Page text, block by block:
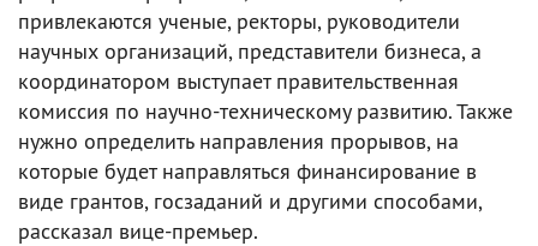
привлекаются ученые, ректоры, руководители
научных организаций, представители бизнеса, а
координатором выступает правительственная
комиссия по научно-техническому развитию. Также
нужно определить направления прорывов, на
которые будет направляться финансирование в
виде грантов, госзаданий и другими способами,
рассказал вице-премьер.